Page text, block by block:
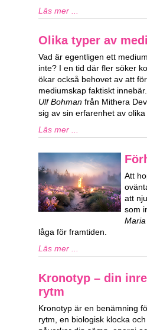
Läs mer ...
Olika typer av
Vad är egentligen ett
inte? I en tid där fler söker
ökar också behovet av att
mediumskap faktiskt
Ulf Bohman från Mithera
sig av sin erfarenhet av
Läs mer ...
Att
att
som
låga för framtiden.
Läs mer ...
Kronotyp – din
rytm
Kronotyp är en benämning
rytm, en biologisk klocka